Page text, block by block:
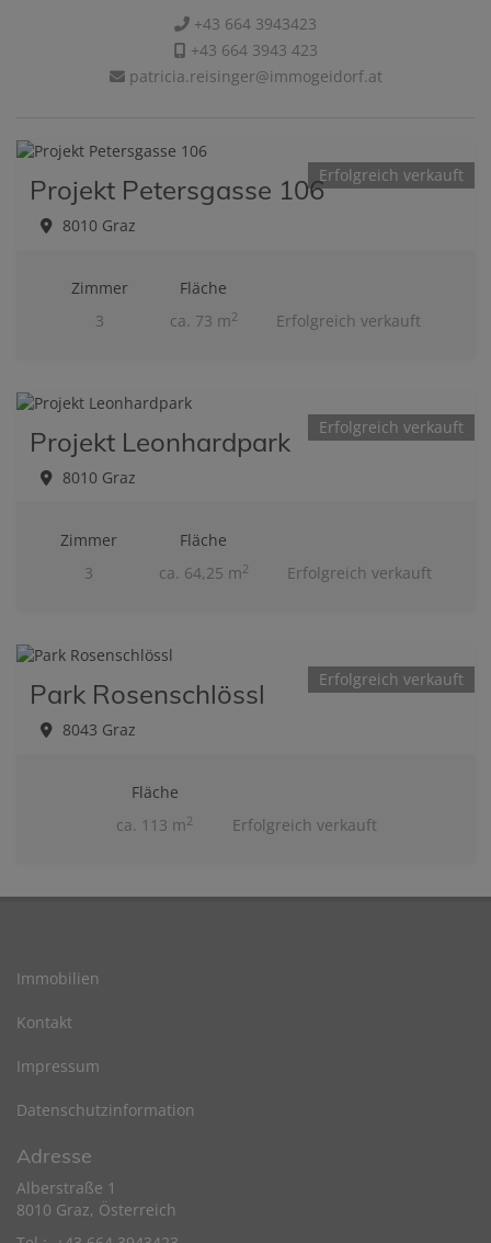
+43 664 3943423
+43 664 3943 423
patricia.reisinger@immogeidorf.at
Erfolgreich verkauft
Projekt Petersgasse 106
8010 Graz
Zimmer
3
Fläche
ca. 73 m2 Erfolgreich verkauft
Erfolgreich verkauft
Projekt Leonhardpark
8010 Graz
Zimmer
3
Fläche
ca. 64,25 m2 Erfolgreich verkauft
Erfolgreich verkauft
Park Rosenschlössl
8043 Graz
Fläche
ca. 113 m2 Erfolgreich verkauft
Immobilien
Kontakt
Impressum
Datenschutzinformation
Adresse
Alberstraße 1
8010 Graz, Österreich